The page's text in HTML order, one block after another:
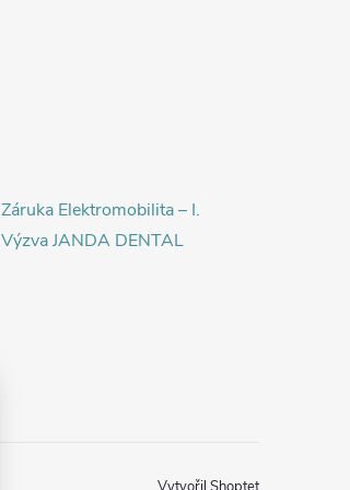
Záruka Elektromobilita – I.
Výzva JANDA DENTAL